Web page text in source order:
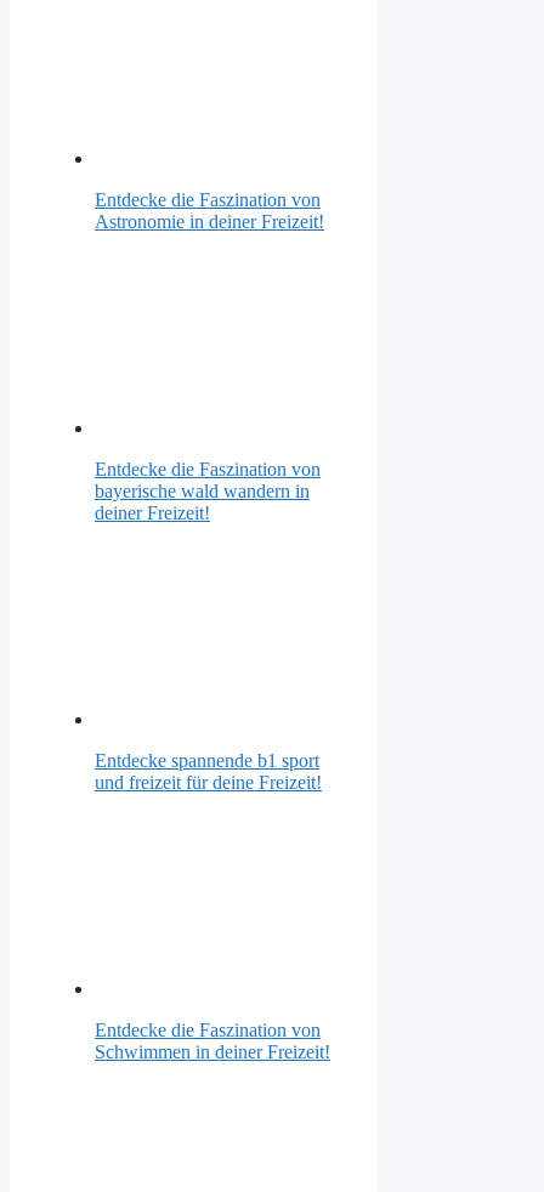
Entdecke die Faszination von
Astronomie in deiner Freizeit!
Entdecke die Faszination von
bayerische wald wandern in
deiner Freizeit!
Entdecke spannende b1 sport
und freizeit für deine Freizeit!
Entdecke die Faszination von
Schwimmen in deiner Freizeit!